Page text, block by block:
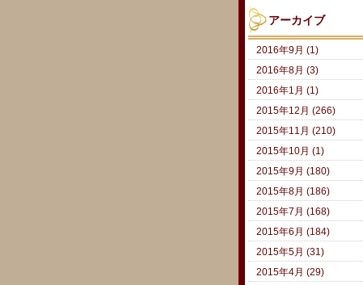
アーカイブ
2016年9月 (1)
2016年8月 (3)
2016年1月 (1)
2015年12月 (266)
2015年11月 (210)
2015年10月 (1)
2015年9月 (180)
2015年8月 (186)
2015年7月 (168)
2015年6月 (184)
2015年5月 (31)
2015年4月 (29)